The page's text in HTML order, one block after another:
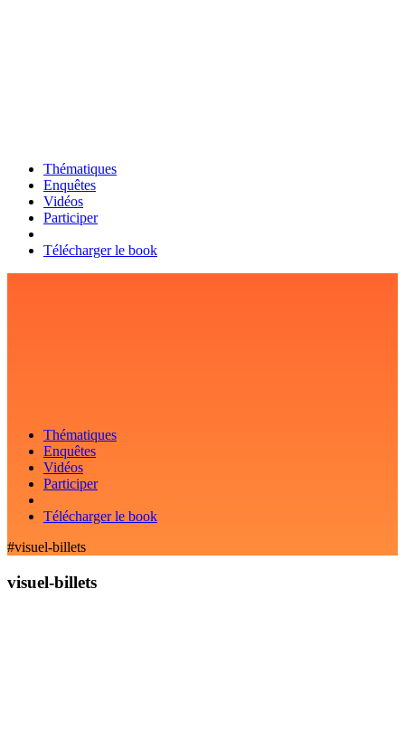
Thématiques
Enquêtes
Vidéos
Participer
Télécharger le book
Thématiques
Enquêtes
Vidéos
Participer
Télécharger le book
#visuel-billets
visuel-billets